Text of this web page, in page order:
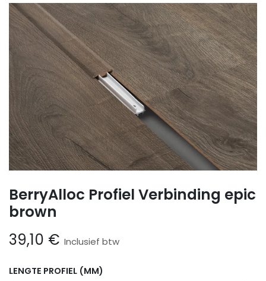
BerryAlloc Profiel Verbinding epic
brown
39,10 € Inclusief btw
LENGTE PROFIEL (MM)